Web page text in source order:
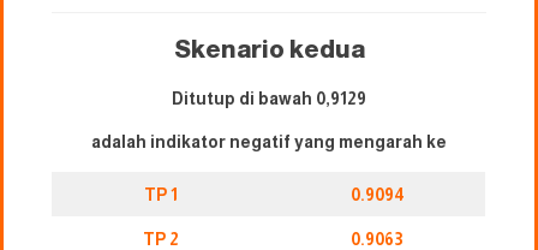
Skenario kedua
Ditutup di bawah 0,9129
adalah indikator negatif yang mengarah ke
TP 1 0.9094
TP 2 0.9063